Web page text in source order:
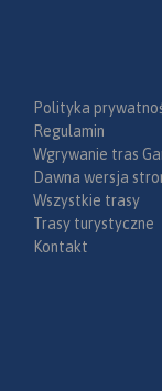
Polityka
Regulamin
Wgrywanie tras
Dawna wersja
Wszystkie trasy
Trasy turystyczne
Kontakt